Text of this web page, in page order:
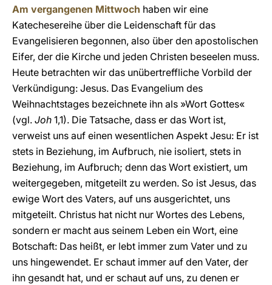
Am vergangenen Mittwoch haben wir eine
Katechesereihe über die Leidenschaft für das
Evangelisieren begonnen, also über den apostolischen
Eifer, der die Kirche und jeden Christen beseelen muss.
Heute betrachten wir das unübertreffliche Vorbild der
Verkündigung: Jesus. Das Evangelium des
Weihnachtstages bezeichnete ihn als »Wort Gottes«
(vgl. Joh 1,1). Die Tatsache, dass er das Wort ist,
verweist uns auf einen wesentlichen Aspekt Jesu: Er ist
stets in Beziehung, im Aufbruch, nie isoliert, stets in
Beziehung, im Aufbruch; denn das Wort existiert, um
weitergegeben, mitgeteilt zu werden. So ist Jesus, das
ewige Wort des Vaters, auf uns ausgerichtet, uns
mitgeteilt. Christus hat nicht nur Wortes des Lebens,
sondern er macht aus seinem Leben ein Wort, eine
Botschaft: Das heißt, er lebt immer zum Vater und zu
uns hingewendet. Er schaut immer auf den Vater, der
ihn gesandt hat, und er schaut auf uns, zu denen er